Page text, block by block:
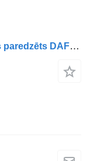
DAF X140 pneimatiskais kompresors paredzēts DAF LF45 vilcēja